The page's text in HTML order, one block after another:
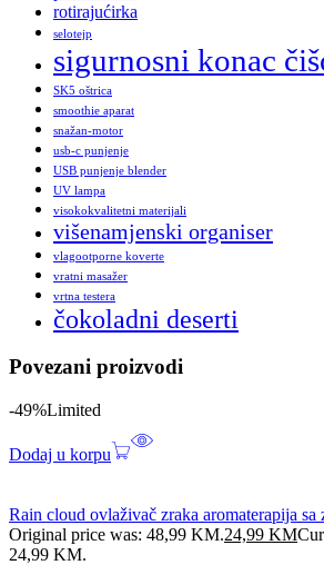
rotirajućirka
selotejp
sigurnosni konac
SK5 oštrica
smoothie aparat
snažan-motor
usb-c punjenje
USB punjenje blender
UV lampa
visokokvalitetni materijali
višenamjenski organiser
vlagootporne koverte
vratni masažer
vrtna testera
čokoladni deserti
Povezani proizvodi
-49%Limited
Dodaj u korpu
Rain cloud ovlaživač zraka aromaterapija sa
Original price was: 48,99 KM.24,99 KM
24,99 KM.